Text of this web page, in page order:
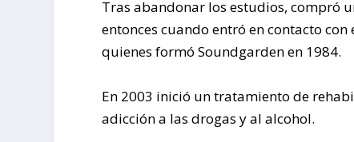
Tras abandonar los estudios, compró
entonces cuando entró en contacto
quienes formó Soundgarden en 1984.
En 2003 inició un tratamiento de
adicción a las drogas y al alcohol.